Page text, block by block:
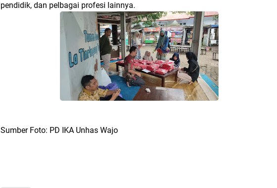
pendidik, dan pelbagai profesi lainnya.
Sumber Foto: PD IKA Unhas Wajo